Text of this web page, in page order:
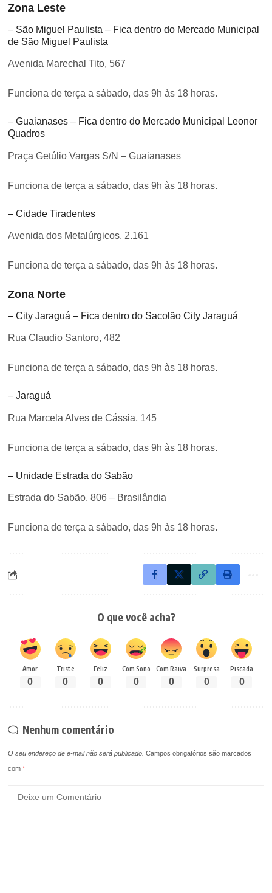
Zona Leste
– São Miguel Paulista – Fica dentro do Mercado Municipal
de São Miguel Paulista
Avenida Marechal Tito, 567
Funciona de terça a sábado, das 9h às 18 horas.
– Guaianases – Fica dentro do Mercado Municipal Leonor
Quadros
Praça Getúlio Vargas S/N – Guaianases
Funciona de terça a sábado, das 9h às 18 horas.
– Cidade Tiradentes
Avenida dos Metalúrgicos, 2.161
Funciona de terça a sábado, das 9h às 18 horas.
Zona Norte
– City Jaraguá – Fica dentro do Sacolão City Jaraguá
Rua Claudio Santoro, 482
Funciona de terça a sábado, das 9h às 18 horas.
– Jaraguá
Rua Marcela Alves de Cássia, 145
Funciona de terça a sábado, das 9h às 18 horas.
– Unidade Estrada do Sabão
Estrada do Sabão, 806 – Brasilândia
Funciona de terça a sábado, das 9h às 18 horas.
O que você acha?
Amor
0
Triste
0
Feliz
0
Com Sono
0
Com Raiva
0
Surpresa
0
Piscada
0
Nenhum comentário
O seu endereço de e-mail não será publicado. Campos obrigatórios são marcados
com*